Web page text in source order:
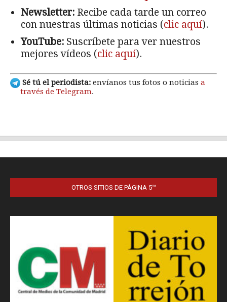
OTROS SITIOS DE PÁGINA 5™